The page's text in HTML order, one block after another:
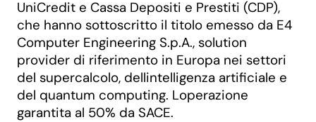
UniCredit e Cassa Depositi e Prestiti (CDP),
che hanno sottoscritto il titolo emesso da E4
Computer Engineering S.p.A., solution
provider di riferimento in Europa nei settori
del supercalcolo, dellintelligenza artificiale e
del quantum computing. Loperazione
garantita al 50% da SACE.